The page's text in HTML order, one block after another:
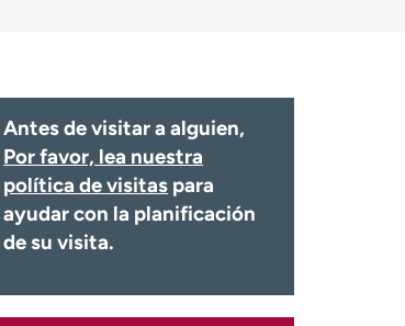
Antes de visitar a alguien,
Por favor, lea nuestra
política de visitas para
ayudar con la planificación
de su visita.